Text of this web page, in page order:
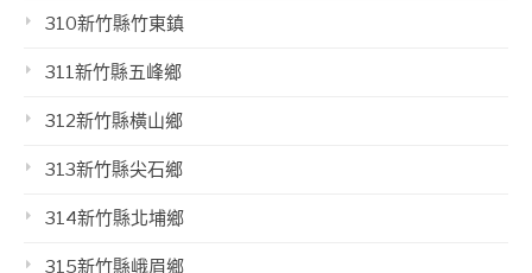
310新竹縣竹東鎮
311新竹縣五峰鄉
312新竹縣橫山鄉
313新竹縣尖石鄉
314新竹縣北埔鄉
315新竹縣峨眉鄉